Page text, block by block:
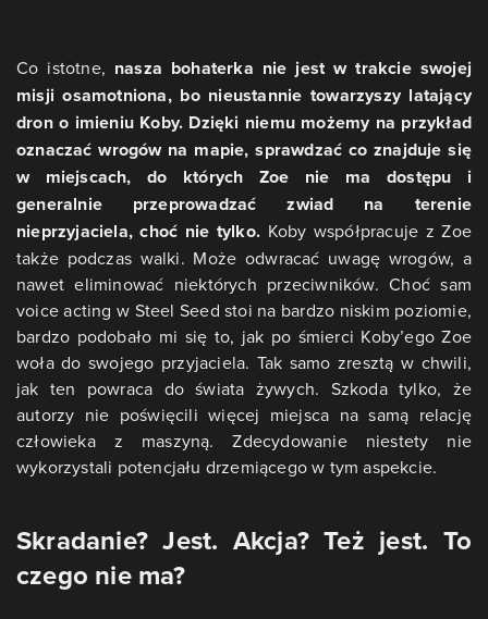
Co istotne, nasza bohaterka nie jest w trakcie swojej
misji osamotniona, bo nieustannie towarzyszy latający
dron o imieniu Koby. Dzięki niemu możemy na przykład
oznaczać wrogów na mapie, sprawdzać co znajduje się
w miejscach, do których Zoe nie ma dostępu i
generalnie przeprowadzać zwiad na terenie
nieprzyjaciela, choć nie tylko. Koby współpracuje z Zoe
także podczas walki. Może odwracać uwagę wrogów, a
nawet eliminować niektórych przeciwników. Choć sam
voice acting w Steel Seed stoi na bardzo niskim poziomie,
bardzo podobało mi się to, jak po śmierci Koby’ego Zoe
woła do swojego przyjaciela. Tak samo zresztą w chwili,
jak ten powraca do świata żywych. Szkoda tylko, że
autorzy nie poświęcili więcej miejsca na samą relację
człowieka z maszyną. Zdecydowanie niestety nie
wykorzystali potencjału drzemiącego w tym aspekcie.
Skradanie? Jest. Akcja? Też jest. To
czego nie ma?